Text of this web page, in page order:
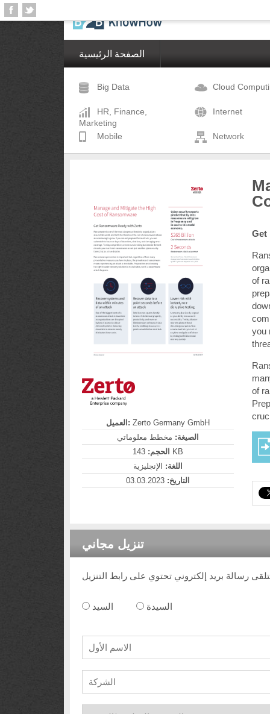
الصفحة الرئيسية
Big Data Cloud
HR, Finance,
Marketing
Internet
Mobile Network
العميل: Zerto Germany GmbH
الصيغة: مخطط معلوماتي
الحجم:
143 KB
اللغة: الإنجليزية
التاريخ:
Get
of
you
of
تنزيل مجاني
السيد السيدة